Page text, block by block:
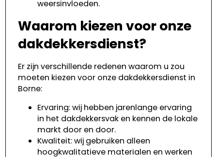
weersinvloeden.
Waarom kiezen voor onze
dakdekkersdienst?
Er zijn verschillende redenen waarom u zou
moeten kiezen voor onze dakdekkersdienst in
Borne:
Ervaring: wij hebben jarenlange ervaring
in het dakdekkersvak en kennen de lokale
markt door en door.
Kwaliteit: wij gebruiken alleen
hoogkwalitatieve materialen en werken